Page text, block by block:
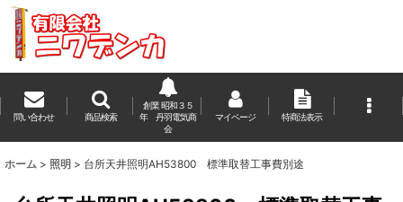
問い合わせ 商品検索
創業 昭和３５
年 丹羽電気商
会
マイページ 特商法表示
ホーム > 照明 > 台所天井照明AH53800 標準取替工事費別途